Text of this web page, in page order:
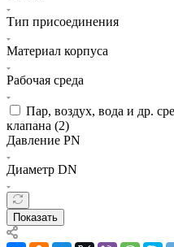
Тип присоединения
Материал корпуса
Рабочая среда
Пар, воздух, вода и др.
клапана (2)
Давление PN
Диаметр DN
Показать